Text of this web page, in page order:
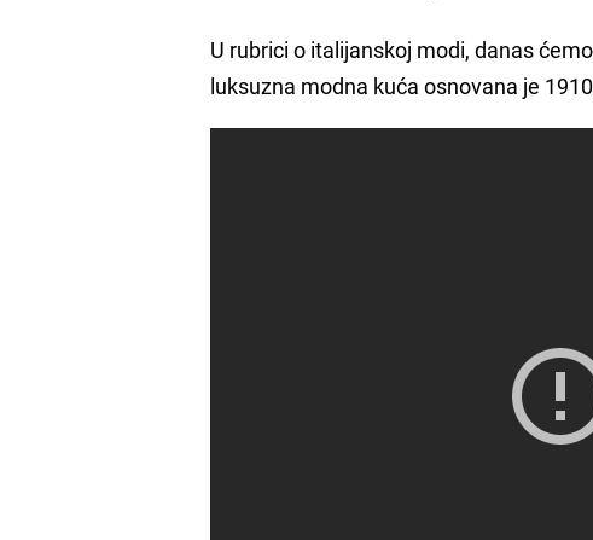
U rubrici o italijanskoj modi, danas
luksuzna modna kuća osnovana je